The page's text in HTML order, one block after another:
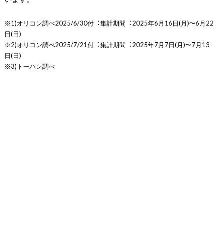
※1)オリコン調べ2025/6/30付︓集計期間︓2025年6⽉16日(⽉)〜6⽉22
日(日)
※2)オリコン調べ2025/7/21付︓集計期間︓2025年7月7日(月)〜7月13
日(日)
※3)トーハン調べ